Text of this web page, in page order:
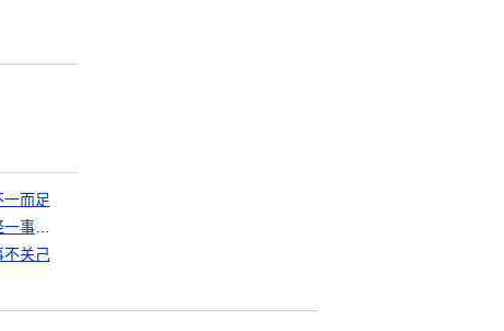
一而足
经一事，长一智
不关己